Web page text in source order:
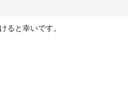
ると幸いです。